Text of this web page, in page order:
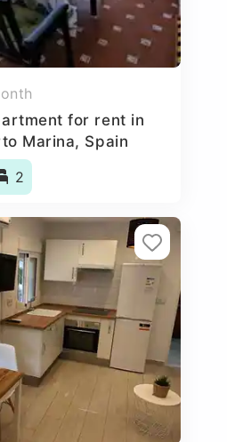
for rent in
Marina, Spain
2